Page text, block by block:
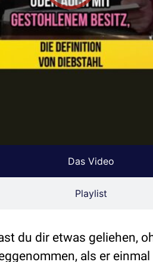
Das Video
Playlist
du dir etwas geliehen,
als er